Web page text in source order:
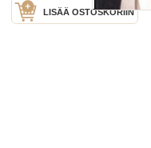
LISÄÄ OSTOSKORIIN